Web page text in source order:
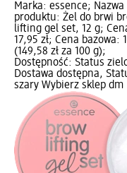
Marka: essence; Nazwa
produktu: Żel do brwi
lifting gel set, 12 g;
17,95 zł; Cena bazowa:
(149,58 zł za 100 g);
Dostępność: Status
Dostawa dostępna,
szary Wybierz sklep dm